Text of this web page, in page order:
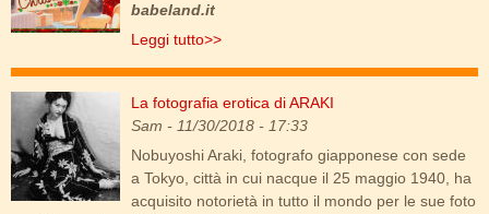
babeland.it
Leggi tutto>>
araki_1.jpg
La fotografia erotica di ARAKI
Sam - 11/30/2018 - 17:33
Nobuyoshi Araki, fotografo giapponese con sede
a Tokyo, città in cui nacque il 25 maggio 1940, ha
acquisito notorietà in tutto il mondo per le sue foto